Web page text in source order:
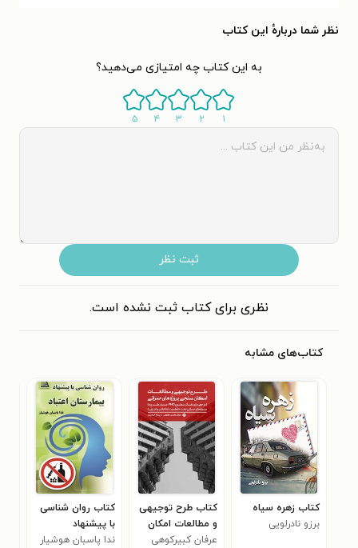
نظر شما دربارهٔ این کتاب
به این کتاب چه امتیازی می‌دهید؟
۱ ۲ ۳ ۴ ۵
ثبت نظر
نظری برای کتاب ثبت نشده است.
کتاب‌های مشابه
کتاب زهره سیاه
برزو نادرلویی
کتاب طرح توجیهی
و مطالعات امکان
سنجی پروژه های
عرفان کبیرکوهی
کتاب روان شناسی
با پیشنهاد
بیمارستان اعتیاد
ندا پاسبان هوشیار